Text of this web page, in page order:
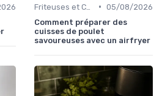
• 05/08/2026
Comment préparer des
cuisses de poulet
savoureuses avec un airfryer